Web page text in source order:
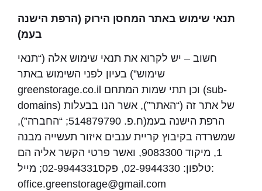
תנאי שימוש באתר המחסן הירוק (הרפת הישנה
בעמ)
חשוב – יש לקרוא את תנאי שימוש אלה (“תנאי
שימוש”) בעיון לפני השימוש באתר
greenstorage.co.il וכן תתי שמות המתחם (sub-
domains) של אתר זה (“האתר”), אשר הנו בבעלות
הרפת הישנה בעמ(ח.פ. 514879790; “החברה”),
שמשרדה בקיבוץ קריית ענבים איזור תעשייה מבנה
1, מיקוד 9083300, ואשר פרטי הקשר אליה הם
טלפון: 02-9944330, פקס02-9944331; מייל:
office.greenstorage@gmail.com